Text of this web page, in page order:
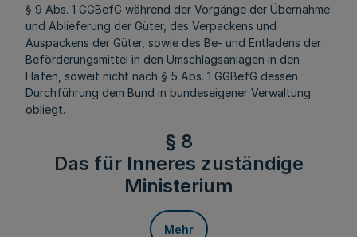
§ 9 Abs. 1 GGBefG während der Vorgänge der Übernahme
und Ablieferung der Güter, des Verpackens und
Auspackens der Güter, sowie des Be- und Entladens der
Beförderungsmittel in den Umschlagsanlagen in den
Häfen, soweit nicht nach § 5 Abs. 1 GGBefG dessen
Durchführung dem Bund in bundeseigener Verwaltung
obliegt.
§ 8
Das für Inneres zuständige
Ministerium
Mehr